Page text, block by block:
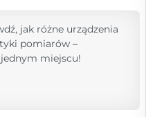
jak różne urządzenia
pomiarów –
miejscu!